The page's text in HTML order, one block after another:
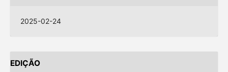
2025-02-24
EDIÇÃO